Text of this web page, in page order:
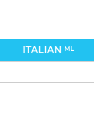
ITALIAN ML